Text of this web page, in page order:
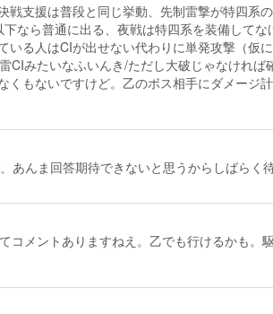
支援は普段と同じ挙動、先制雷撃が特四系
なら普通に出る、夜戦は特四系を装備してな
いる人はCIが出せない代わりに単発攻撃（仮
CIみたいなふいんき/ただし大破じゃなければ
くもないですけど。乙のボス相手にダメージ
あんま回答期待できないと思うからしばらく
コメントありますねえ。乙でも行けるかも。